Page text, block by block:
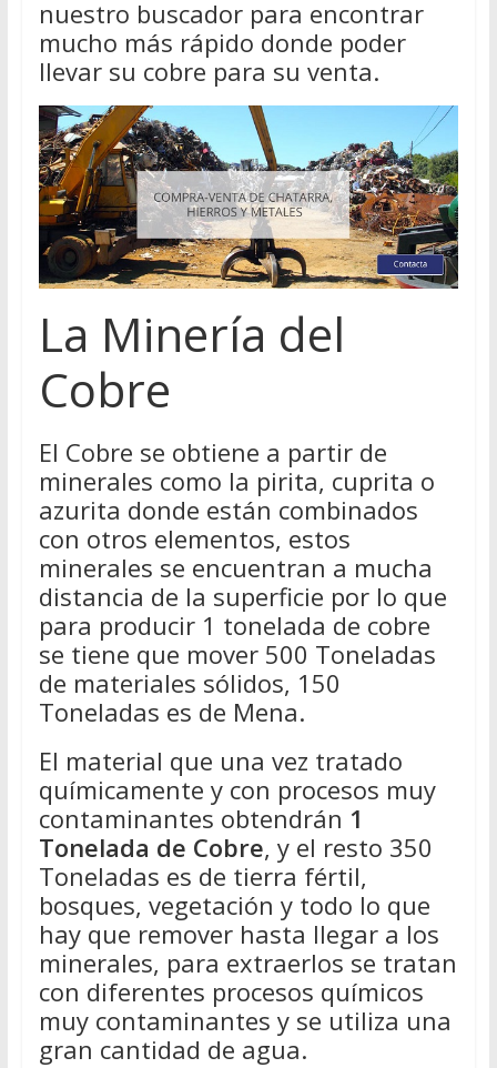
nuestro buscador para encontrar
mucho más rápido donde poder
llevar su cobre para su venta.
La Minería del
Cobre
El Cobre se obtiene a partir de
minerales como la pirita, cuprita o
azurita donde están combinados
con otros elementos, estos
minerales se encuentran a mucha
distancia de la superficie por lo que
para producir 1 tonelada de cobre
se tiene que mover 500 Toneladas
de materiales sólidos, 150
Toneladas es de Mena.
El material que una vez tratado
químicamente y con procesos muy
contaminantes obtendrán 1
Tonelada de Cobre, y el resto 350
Toneladas es de tierra fértil,
bosques, vegetación y todo lo que
hay que remover hasta llegar a los
minerales, para extraerlos se tratan
con diferentes procesos químicos
muy contaminantes y se utiliza una
gran cantidad de agua.